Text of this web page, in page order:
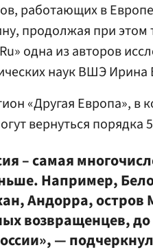
работающих в
продолжая при этом
одна из авторов
наук ВШЭ Ирина
«Другая Европа», в
вернуться порядка
– самая
Например,
Андорра, остров
возвращенцев,
—